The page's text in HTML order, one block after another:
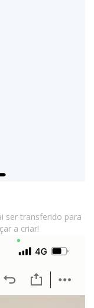
ser transferido para
a criar!